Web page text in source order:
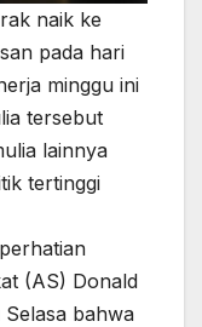
naik ke
pada hari
minggu ini
tersebut
lainnya
tertinggi
(AS) Donald
bahwa